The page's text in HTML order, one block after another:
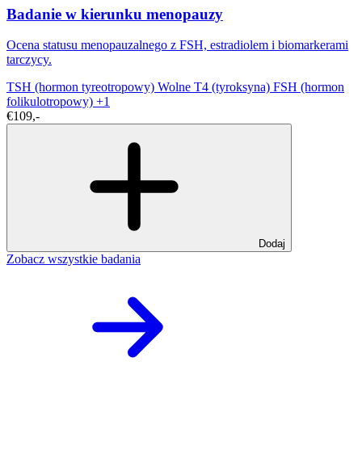
Badanie w kierunku menopauzy
Ocena statusu menopauzalnego z FSH, estradiolem i biomarkerami
tarczycy.
TSH (hormon tyreotropowy) Wolne T4 (tyroksyna) FSH (hormon
folikulotropowy) +1
€109,-
Dodaj
Zobacz wszystkie badania